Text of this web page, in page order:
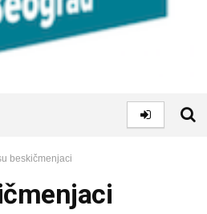
beskičmenjaci